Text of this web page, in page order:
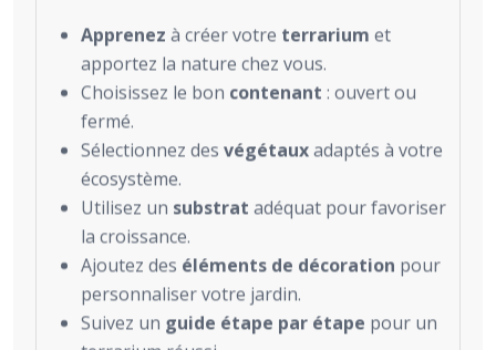
Apprenez à créer votre terrarium et
apportez la nature chez vous.
Choisissez le bon contenant : ouvert ou
fermé.
Sélectionnez des végétauxadaptés à votre
écosystème.
Utilisez un substrat adéquat pour favoriser
la croissance.
Ajoutez des éléments de décoration pour
personnaliser votre jardin.
Suivez un guide étape par étape pour un